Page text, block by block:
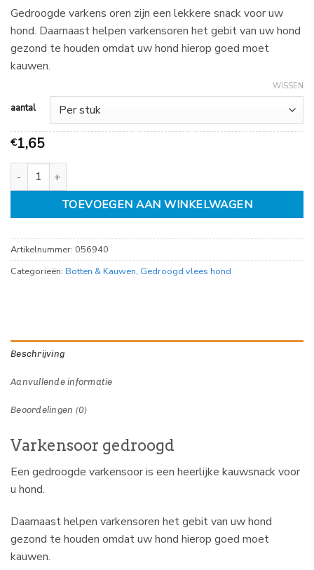
1,65
tot
€
Gedroogde varkens oren zijn een lekkere snack voor uw
hond. Daarnaast helpen varkensoren het gebit van uw hond
gezond te houden omdat uw hond hierop goed moet
kauwen.
aantal
WISSEN
€1,65
Varkensoor los, gedroogd aantal
TOEVOEGEN AAN WINKELWAGEN
Artikelnummer: 056940
Categorieën: Botten & Kauwen, Gedroogd vlees hond
Beschrijving
Aanvullende informatie
Beoordelingen (0)
Varkensoor gedroogd
Een gedroogde varkensoor is een heerlijke kauwsnack voor
u hond.
Daarnaast helpen varkensoren het gebit van uw hond
gezond te houden omdat uw hond hierop goed moet
kauwen.